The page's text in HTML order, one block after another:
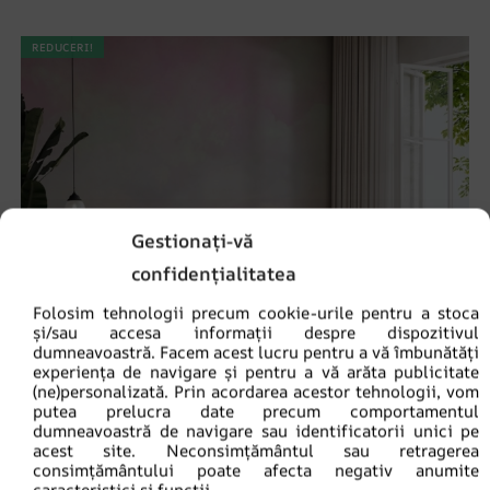
Gestionați-vă
confidențialitatea
Folosim tehnologii precum cookie-urile pentru a stoca
și/sau accesa informații despre dispozitivul
dumneavoastră. Facem acest lucru pentru a vă îmbunătăți
experiența de navigare și pentru a vă arăta publicitate
(ne)personalizată. Prin acordarea acestor tehnologii, vom
putea prelucra date precum comportamentul
dumneavoastră de navigare sau identificatorii unici pe
acest site. Neconsimțământul sau retragerea
consimțământului poate afecta negativ anumite
REDUCERI!